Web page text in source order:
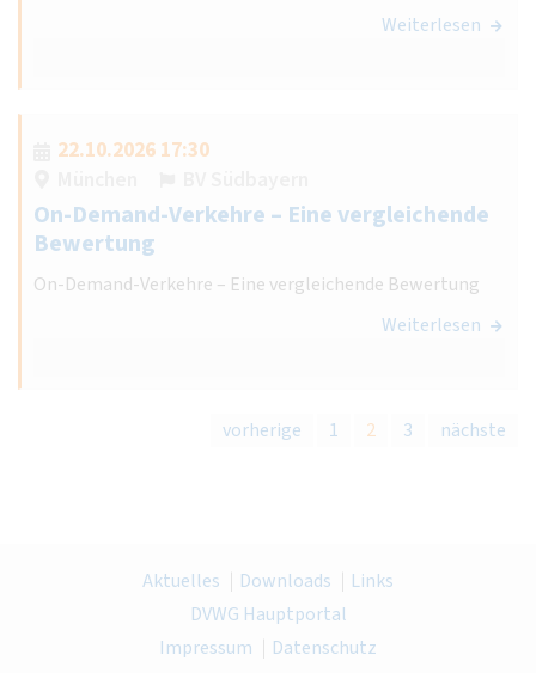
Weiterlesen
22.10.2026 17:30
On-Demand-Verkehre – Eine vergleichende
Bewertung
On-Demand-Verkehre – Eine vergleichende Bewertung
Weiterlesen
vorherige 1 2 3 nächste
Aktuelles Downloads
Links
DVWG Hauptportal
Impressum
Datenschutz